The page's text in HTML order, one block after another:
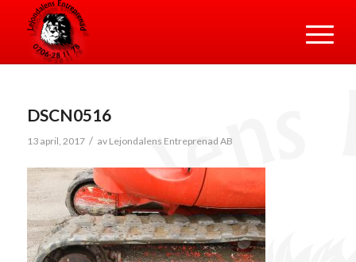
DSCN0516
13 april, 2017 / av Lejondalens Entreprenad AB